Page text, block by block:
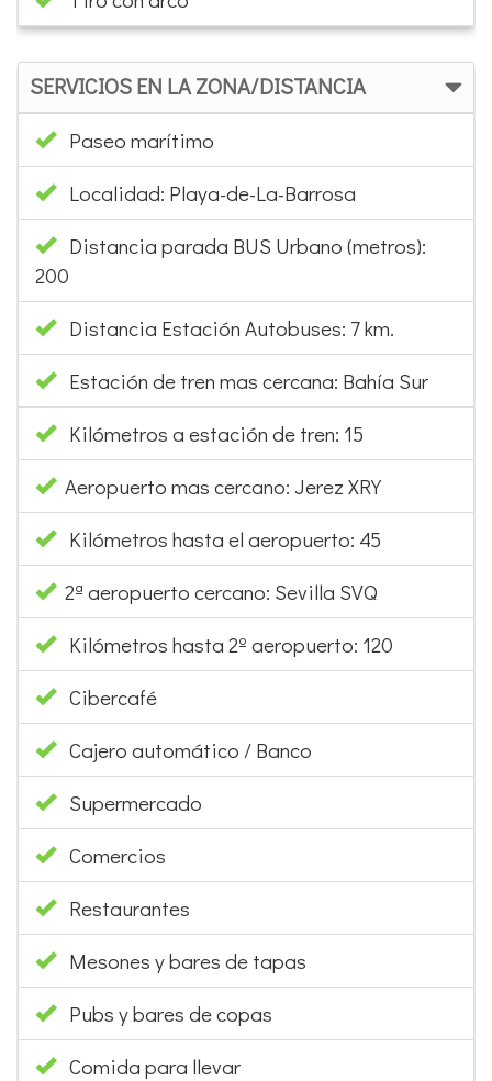
SERVICIOS EN LA ZONA/DISTANCIA
Paseo marítimo
Localidad: Playa-de-La-Barrosa
Distancia parada BUS Urbano (metros):
200
Distancia Estación Autobuses: 7 km.
Estación de tren mas cercana: Bahía Sur
Kilómetros a estación de tren: 15
Aeropuerto mas cercano: Jerez XRY
Kilómetros hasta el aeropuerto: 45
2ª aeropuerto cercano: Sevilla SVQ
Kilómetros hasta 2º aeropuerto: 120
Cibercafé
Cajero automático / Banco
Supermercado
Comercios
Restaurantes
Mesones y bares de tapas
Pubs y bares de copas
Comida para llevar